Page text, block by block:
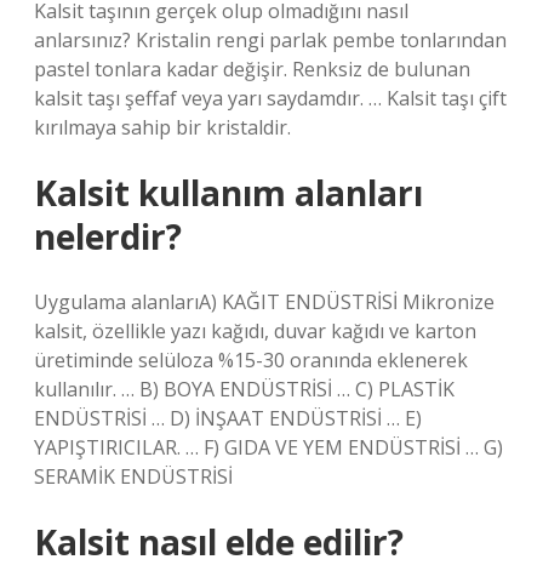
Kalsit taşının gerçek olup olmadığını nasıl
anlarsınız? Kristalin rengi parlak pembe tonlarından
pastel tonlara kadar değişir. Renksiz de bulunan
kalsit taşı şeffaf veya yarı saydamdır. … Kalsit taşı çift
kırılmaya sahip bir kristaldir.
Kalsit kullanım alanları
nelerdir?
Uygulama alanlarıA) KAĞIT ENDÜSTRİSİ Mikronize
kalsit, özellikle yazı kağıdı, duvar kağıdı ve karton
üretiminde selüloza %15-30 oranında eklenerek
kullanılır. … B) BOYA ENDÜSTRİSİ … C) PLASTİK
ENDÜSTRİSİ … D) İNŞAAT ENDÜSTRİSİ … E)
YAPIŞTIRICILAR. … F) GIDA VE YEM ENDÜSTRİSİ … G)
SERAMİK ENDÜSTRİSİ
Kalsit nasıl elde edilir?